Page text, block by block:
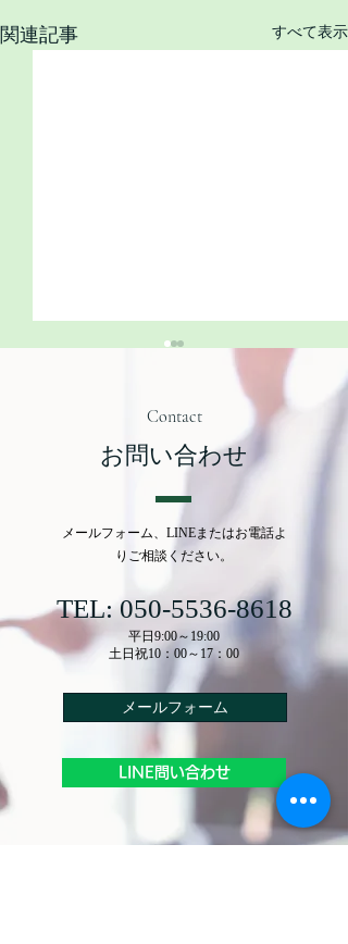
関連記事 すべて表示
相続・家族信託ニュース
～速報！受託者を帰属権
続について～
Contact
お問い合わせ
メールフォーム、LINEまたはお電話よ
りご相談ください。
TEL:050-5536-8618
平日9:00～19:00
​土日祝10：00～17：00
メールフォーム
LINE問い合わせ